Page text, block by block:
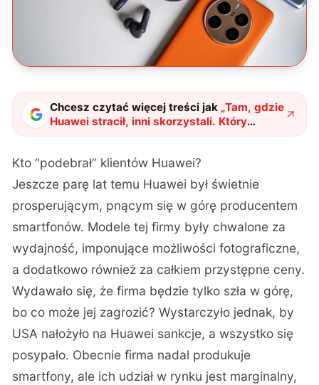
Chcesz czytać więcej treści jak „Tam, gdzie
Huawei stracił, inni skorzystali. Który
producent smartfonów najbardziej zyskał
Kto “podebrał” klientów Huawei?
Jeszcze parę lat temu Huawei był świetnie
prosperującym, pnącym się w górę producentem
smartfonów. Modele tej firmy były chwalone za
wydajność, imponujące możliwości fotograficzne,
a dodatkowo również za całkiem przystępne ceny.
Wydawało się, że firma będzie tylko szła w górę,
bo co może jej zagrozić? Wystarczyło jednak, by
USA nałożyło na Huawei sankcje, a wszystko się
posypało. Obecnie firma nadal produkuje
smartfony, ale ich udział w rynku jest marginalny,